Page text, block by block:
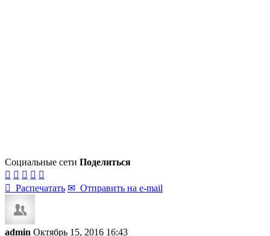
Социальные сети Поделиться
    
 Распечатать ✉ Отправить на e-mail
admin Октябрь 15, 2016 16:43